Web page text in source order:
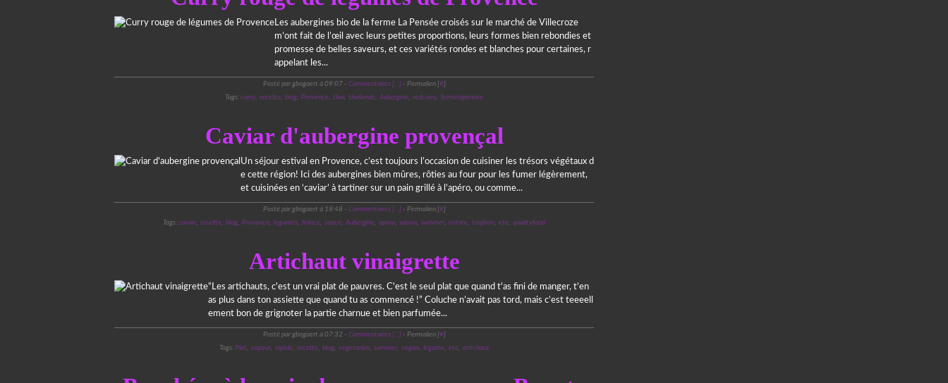
Les aubergines bio de la ferme La Pensée croisés sur le marché de Villecroze
m’ont fait de l’œil avec leurs petites proportions, leurs formes bien rebondies et
promesse de belles saveurs, et ces variétés rondes et blanches pour certaines, r
appelant les...
Posté par gbogaert à 09:07 - Commentaires […]- Permalien [#]
Tags: curry, recette, blog, Provence, thai, thailande, Aubergine, redcurry, fermelapensee
Caviar d'aubergine provençal
Un séjour estival en Provence, c’est toujours l’occasion de cuisiner les trésors végétaux d
e cette région! Ici des aubergines bien mûres, rôties au four pour les fumer légèrement,
et cuisinées en ‘caviar’ à tartiner sur un pain grillé à l’apéro, ou comme...
Posté par gbogaert à 18:48 - Commentaires […]- Permalien [#]
Tags: caviar, recette, blog, Provence, legumes, france, sauce, Aubergine, apero, saison, summer, entree, tropbon, ete, qualityfood
Artichaut vinaigrette
“Les artichauts, c'est un vrai plat de pauvres. C'est le seul plat que quand t'as fini de manger, t'en
as plus dans ton assiette que quand tu as commencé !” Coluche n’avait pas tord, mais c’est teeeell
ement bon de grignoter la partie charnue et bien parfumée...
Posté par gbogaert à 07:32 - Commentaires […]- Permalien [#]
Tags: Plat, vapeur, rapide, recette, blog, vegetarien, summer, vegan, legume, ete, artichaut